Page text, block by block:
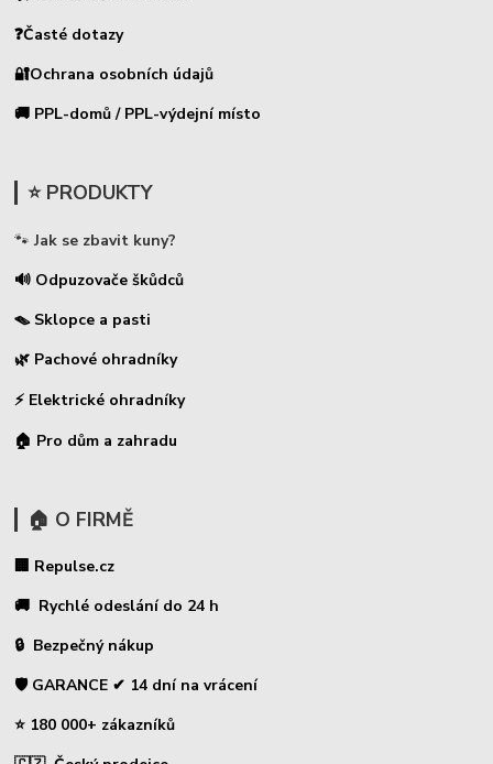
❓Časté dotazy
🔐Ochrana osobních údajů
🚚 PPL-domů / PPL-výdejní místo
⭐ PRODUKTY
🐾 Jak se zbavit kuny?
🔊 Odpuzovače škůdců
🪤 Sklopce a pasti
🌿 Pachové ohradníky
⚡ Elektrické ohradníky
🏠 Pro dům a zahradu
🏠 O FIRMĚ
🏢 Repulse.cz
🚚 Rychlé odeslání do 24 h
🔒 Bezpečný nákup
🛡️ GARANCE ✔ 14 dní na vrácení
⭐ 180 000+ zákazníků